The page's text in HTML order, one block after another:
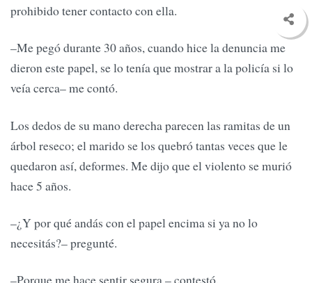
prohibido tener contacto con ella.
–Me pegó durante 30 años, cuando hice la denuncia me
dieron este papel, se lo tenía que mostrar a la policía si lo
veía cerca– me contó.
Los dedos de su mano derecha parecen las ramitas de un
árbol reseco; el marido se los quebró tantas veces que le
quedaron así, deformes. Me dijo que el violento se murió
hace 5 años.
–¿Y por qué andás con el papel encima si ya no lo
necesitás?– pregunté.